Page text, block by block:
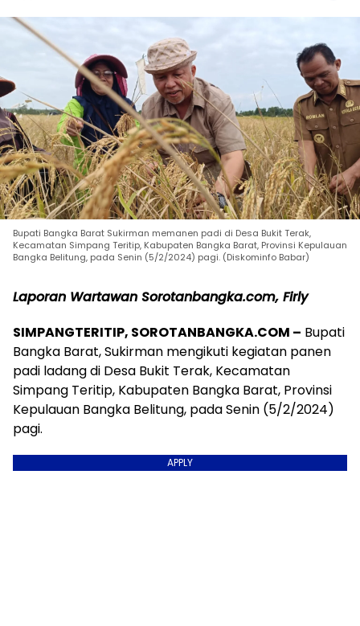
Bupati Bangka Barat Sukirman memanen padi di Desa Bukit Terak,
Kecamatan Simpang Teritip, Kabupaten Bangka Barat, Provinsi Kepulauan
Bangka Belitung, pada Senin (5/2/2024) pagi. (Diskominfo Babar)
Laporan Wartawan Sorotanbangka.com, Firly
SIMPANGTERITIP, SOROTANBANGKA.COM – Bupati
Bangka Barat, Sukirman mengikuti kegiatan panen
padi ladang di Desa Bukit Terak, Kecamatan
Simpang Teritip, Kabupaten Bangka Barat, Provinsi
Kepulauan Bangka Belitung, pada Senin (5/2/2024)
pagi.
APPLY